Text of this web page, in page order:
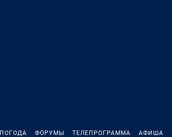
ПОГОДА ФОРУМЫ ТЕЛЕПРОГРАММА АФИША